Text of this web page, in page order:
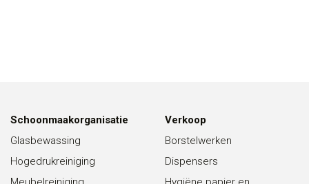
Schoonmaakorganisatie
Glasbewassing
Hogedrukreiniging
Verkoop
Borstelwerken
Dispensers